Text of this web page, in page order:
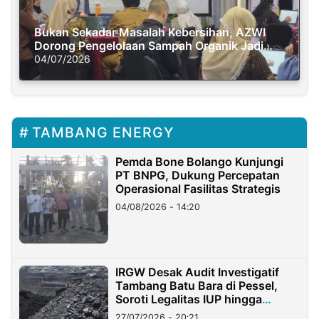
Bukan Sekadar Masalah Kebersihan, AZWI
Dorong Pengelolaan Sampah Organik Jadi
Solusi Krisis Iklim
04/07/2026
TAMBANG ENERGY
Pemda Bone Bolango Kunjungi
PT BNPG, Dukung Percepatan
Operasional Fasilitas Strategis
04/08/2026 - 14:20
IRGW Desak Audit Investigatif
Tambang Batu Bara di Pessel,
Soroti Legalitas IUP hingga
Stockpile